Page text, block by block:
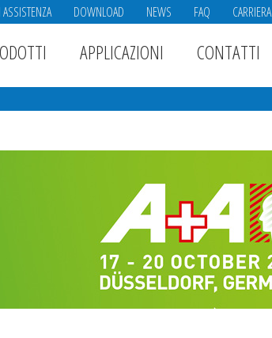
ASSISTENZA DOWNLOAD NEWS FAQ CARRIERA
APPLICAZIONI CONTATTI